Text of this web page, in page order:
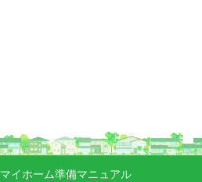
マイホーム準備マニュアル